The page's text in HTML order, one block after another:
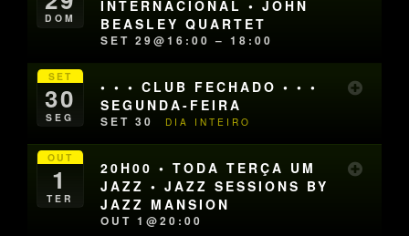
DOM
INTERNACIONAL • JOHN
BEASLEY QUARTET
SET 29@16:00 – 18:00
SET
30
SEG
• • • CLUB FECHADO • • •
SEGUNDA-FEIRA
SET 30 DIA INTEIRO
OUT
1
TER
20H00 • TODA TERÇA UM
JAZZ • JAZZ SESSIONS BY
JAZZ MANSION
OUT 1@20:00